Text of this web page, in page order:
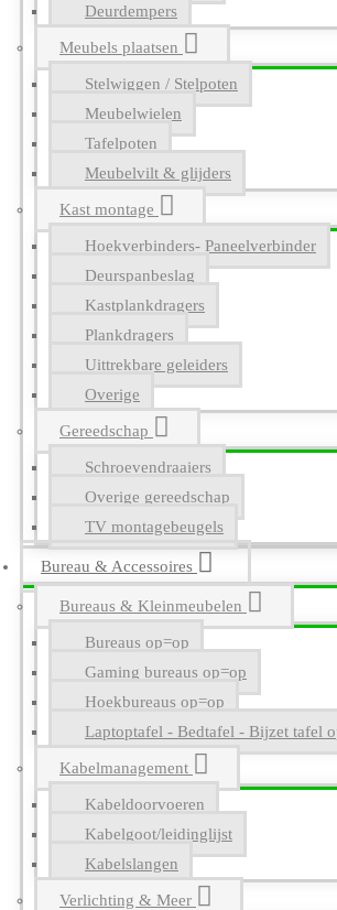
Deurdempers
Meubels plaatsen
Stelwiggen / Stelpoten
Meubelwielen
Tafelpoten
Meubelvilt & glijders
Kast montage
Hoekverbinders- Paneelverbinder
Deurspanbeslag
Kastplankdragers
Plankdragers
Uittrekbare geleiders
Overige
Gereedschap
Schroevendraaiers
Overige gereedschap
TV montagebeugels
Bureau & Accessoires
Bureaus & Kleinmeubelen
Bureaus op=op
Gaming bureaus op=op
Hoekbureaus op=op
Laptoptafel - Bedtafel - Bijzet tafel
Kabelmanagement
Kabeldoorvoeren
Kabelgoot/leidinglijst
Kabelslangen
Verlichting & Meer